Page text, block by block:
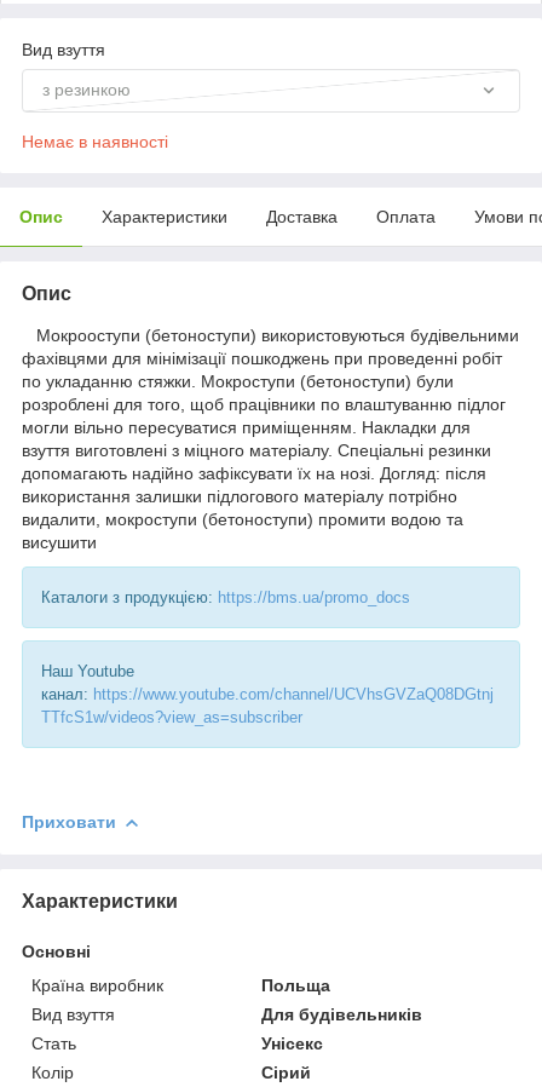
Вид взуття
з резинкою
Немає в наявності
Опис Характеристики Доставка Оплата Умови
Опис
Мокрооступи (бетоноступи) використовуються будівельними
фахівцями для мінімізації пошкоджень при проведенні робіт
по укладанню стяжки. Мокроступи (бетоноступи) були
розроблені для того, щоб працівники по влаштуванню підлог
могли вільно пересуватися приміщенням. Накладки для
взуття виготовлені з міцного матеріалу. Спеціальні резинки
допомагають надійно зафіксувати їх на нозі. Догляд: після
використання залишки підлогового матеріалу потрібно
видалити, мокроступи (бетоноступи) промити водою та
висушити
Каталоги з продукцією: https://bms.ua/promo_docs
Наш Youtube
канал: https://www.youtube.com/channel/UCVhsGVZaQ08DGtnj
TTfcS1w/videos?view_as=subscriber
Приховати
Характеристики
Основні
Країна виробник
Польща
Вид взуття
Для будівельників
Стать
Унісекс
Колір
Сірий